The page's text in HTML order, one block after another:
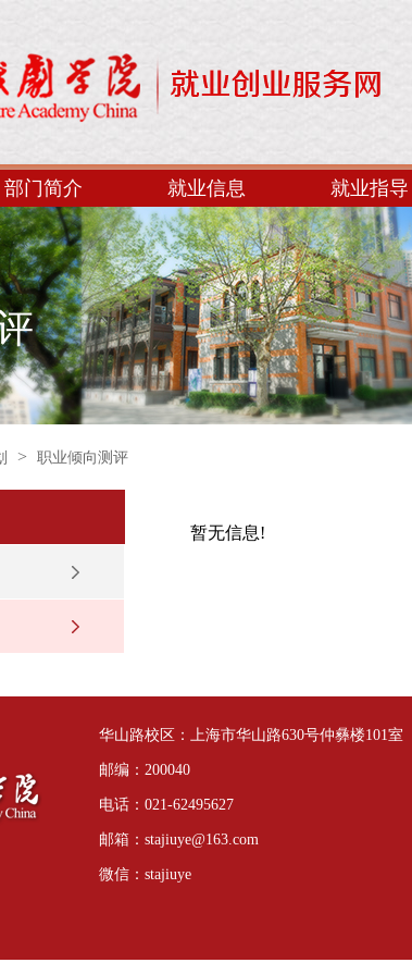
部门简介 就业信息 就业指导
> 职业倾向测评
暂无信息!
华山路校区：上海市华山路630号仲彝楼101室
邮编：200040
电话：021-62495627
邮箱：stajiuye@163.com
微信：stajiuye